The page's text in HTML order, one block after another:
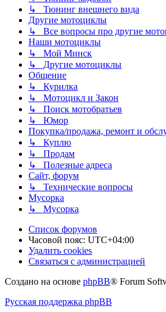
↳ Тюнинг внешнего вида
Другие мотоциклы
↳ Все вопросы про другие
Наши мотоциклы
↳ Мой Минск
↳ Другие мотоциклы
Общение
↳ Курилка
↳ Мотоцикл и Закон
↳ Поиск мотобратьев
↳ Юмор
Покупка/продажа, ремонт и
↳ Куплю
↳ Продам
↳ Полезные адреса
Сайт, форум
↳ Технические вопросы
Мусорка
↳ Мусорка
Список форумов
Часовой пояс: UTC+04:00
Удалить cookies
Связаться с администрацией
Создано на основе phpBB® Forum
Русская поддержка phpBB